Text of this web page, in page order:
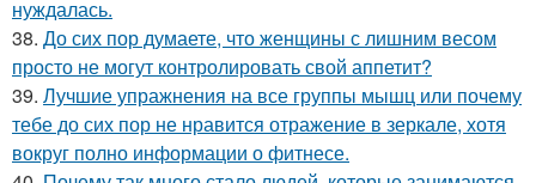
нуждалась.
38. До сих пор думаете, что женщины с лишним весом
просто не могут контролировать свой аппетит?
39. Лучшие упражнения на все группы мышц или почему
тебе до сих пор не нравится отражение в зеркале, хотя
вокруг полно информации о фитнесе.